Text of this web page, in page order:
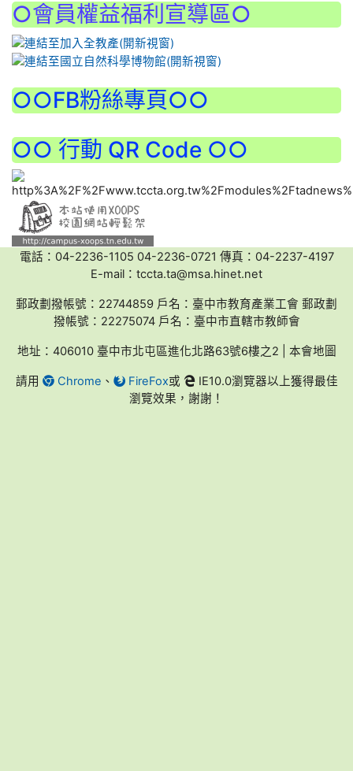
○會員權益福利宣導區○
○○FB粉絲專頁○○
○○ 行動 QR Code ○○
電話：04-2236-1105 04-2236-0721 傳真：04-2237-4197
E-mail：tccta.ta@msa.hinet.net
郵政劃撥帳號：22744859 戶名：臺中市教育產業工會 郵政劃
撥帳號：22275074 戶名：臺中市直轄市教師會
地址：406010 臺中市北屯區進化北路63號6樓之2 | 本會地圖
請用 Chrome 、 FireFox或
IE10.0瀏覽器以上獲得最佳
瀏覽效果，謝謝！